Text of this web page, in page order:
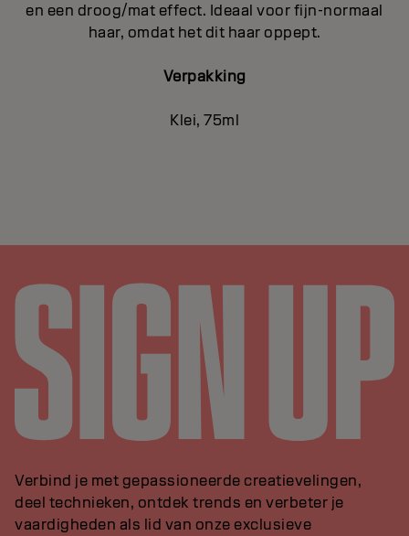
en een droog/mat effect. Ideaal voor fijn-normaal
haar, omdat het dit haar oppept.
Verpakking
Klei, 75ml
Verbind je met gepassioneerde creatievelingen,
deel technieken, ontdek trends en verbeter je
vaardigheden als lid van onze exclusieve